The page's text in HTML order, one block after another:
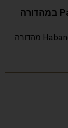
מתנת יום הולדת Partagás Tropicales במהדורה
לציון 175 שנים למותג פרטאגס השיקה Habanos S.A מהדורה